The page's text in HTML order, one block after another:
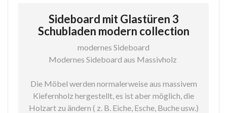
Sideboard mit Glastüren 3
Schubladen modern collection
modernes Sideboard
Modernes Sideboard aus Massivholz
Die Möbel werden normalerweise aus massivem
Kiefernholz hergestellt, es ist aber möglich, die
Holzart zu ändern ( z. B. Eiche, Esche, Buche usw.)